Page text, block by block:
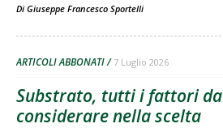
Di Giuseppe Francesco Sportelli
ARTICOLI ABBONATI 7 Luglio 2026
Substrato, tutti i fattori da
considerare nella scelta